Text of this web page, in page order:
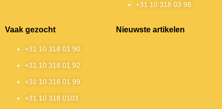
+31 10 318 03 98
Vaak gezocht
+31 10 318 01 90
+31 10 318 01 92
+31 10 318 01 99
+31 10 318 0103
Nieuwste artikelen